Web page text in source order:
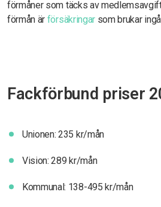
förmåner som täcks av
förmån är försäkringarsom brukar
Fackförbund priser
Unionen: 235 kr/mån
Vision: 289 kr/mån
Kommunal: 138-495 kr/mån